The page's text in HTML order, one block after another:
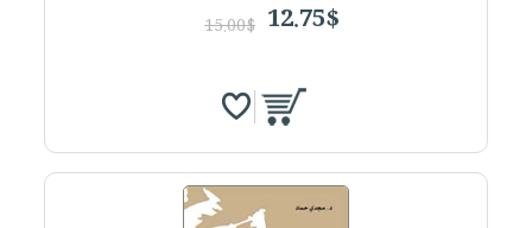
12.75$
15.00$